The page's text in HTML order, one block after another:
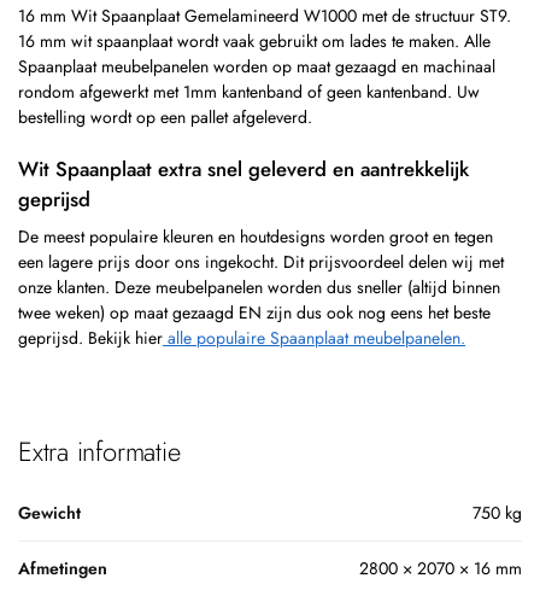
16 mm Wit Spaanplaat Gemelamineerd W1000 met de structuur ST9.
16 mm wit spaanplaat wordt vaak gebruikt om lades te maken. Alle
Spaanplaat meubelpanelen worden op maat gezaagd en machinaal
rondom afgewerkt met 1mm kantenband of geen kantenband. Uw
bestelling wordt op een pallet afgeleverd.
Wit Spaanplaat extra snel geleverd en aantrekkelijk
geprijsd
De meest populaire kleuren en houtdesigns worden groot en tegen
een lagere prijs door ons ingekocht. Dit prijsvoordeel delen wij met
onze klanten. Deze meubelpanelen worden dus sneller (altijd binnen
twee weken) op maat gezaagd EN zijn dus ook nog eens het beste
geprijsd. Bekijk hier alle populaire Spaanplaat meubelpanelen.
Extra informatie
Gewicht 750 kg
Afmetingen 2800 × 2070 × 16 mm